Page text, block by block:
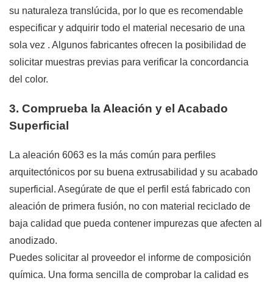
su naturaleza translúcida, por lo que es recomendable
especificar y adquirir todo el material necesario de una
sola vez . Algunos fabricantes ofrecen la posibilidad de
solicitar muestras previas para verificar la concordancia
del color.
3. Comprueba la Aleación y el Acabado
Superficial
La aleación 6063 es la más común para perfiles
arquitectónicos por su buena extrusabilidad y su acabado
superficial. Asegúrate de que el perfil está fabricado con
aleación de primera fusión, no con material reciclado de
baja calidad que pueda contener impurezas que afecten al
anodizado.
Puedes solicitar al proveedor el informe de composición
química. Una forma sencilla de comprobar la calidad es